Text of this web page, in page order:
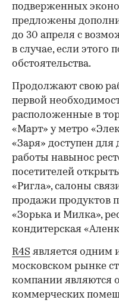
подверженных
предложены
до 30 апреля с
в случае, если этого
обстоятельства.
Продолжают свою
первой
расположенные в
«Март» у метро
«Заря» доступен для
работы навынос
посетителей
«Ригла», салоны
продажи продуктов
«Зорька и Милка»,
кондитерская
R4S является одним
московском рынке
компании являются
коммерческих